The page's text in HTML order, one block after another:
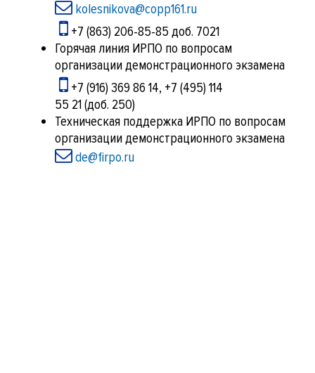
kolesnikova@copp161.ru
+7 (863) 206-85-85 доб. 7021
Горячая линия ИРПО по вопросам
организации демонстрационного экзамена
+7 (916) 369 86 14, +7 (495) 114
55 21 (доб. 250)
Техническая поддержка ИРПО по вопросам
организации демонстрационного экзамена
de@firpo.ru